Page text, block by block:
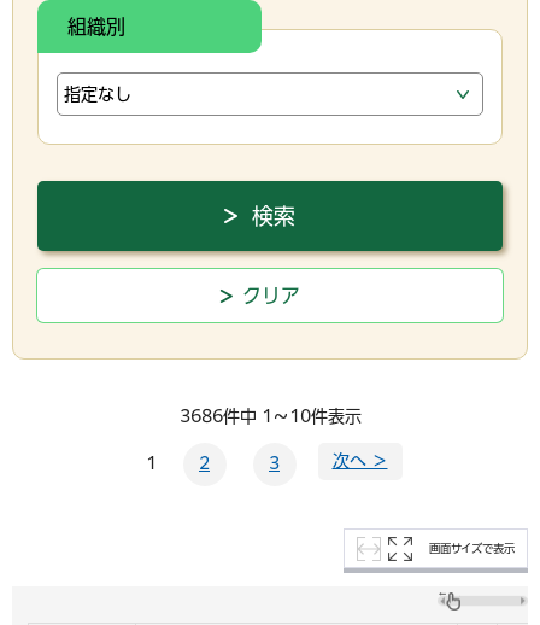
組織別
3686件中 1～10件表示
1 2 3 次へ ＞
画面サイズで表示